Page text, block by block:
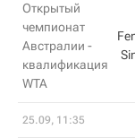
Открытый
чемпионат
Австралии -
квалификация
WTA
25.09, 11:35